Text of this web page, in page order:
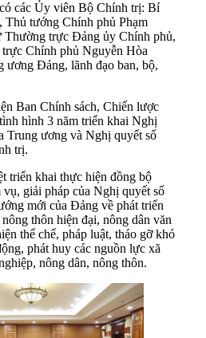
các Ủy viên Bộ Chính trị: Bí
tướng Chính phủ Phạm
trực Đảng ủy Chính phủ,
Chính phủ Nguyễn Hòa
ương Đảng, lãnh đạo ban, bộ,
Ban Chính sách, Chiến lược
hình 3 năm triển khai Nghị
Trung ương và Nghị quyết số
trị.
triển khai thực hiện đồng bộ
giải pháp của Nghị quyết số
mới của Đảng về phát triển
thôn hiện đại, nông dân văn
thể chế, pháp luật, tháo gỡ khó
phát huy các nguồn lực xã
nông dân, nông thôn.